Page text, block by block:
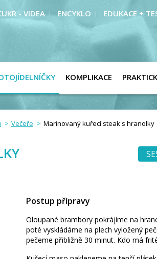
- VIDEA ENCYKLO EDUKACE +
KOMPLIKACE
Večeře Marinovaný kuřecí steak s hranolky
Postup přípravy
Oloupané brambory pokrájíme na
poté vyskládáme na plech vyložený
pečeme přibližně 30 minut. Kdo má